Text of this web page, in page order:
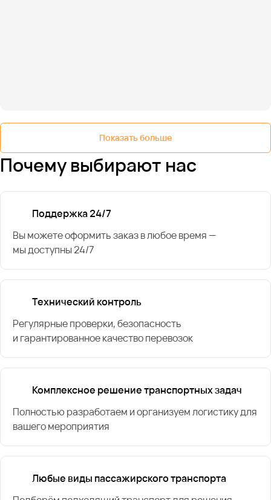
Показать больше
Почему выбирают нас
Поддержка 24/7
Вы можете оформить заказ в любое время —
мы доступны 24/7
Технический контроль
Регулярные проверки, безопасность
и гарантированное качество перевозок
Комплексное решение транспортных задач
Полностью разработаем и организуем логистику для
вашего мероприятия
Любые виды пассажирского транспорта